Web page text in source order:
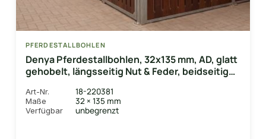
PFERDESTALLBOHLEN
Denya Pferdestallbohlen, 32x135 mm, AD, glatt
gehobelt, längsseitig Nut & Feder, beidseitig
Art-Nr. 18-220381
Maße 32 × 135 mm
Verfügbar unbegrenzt